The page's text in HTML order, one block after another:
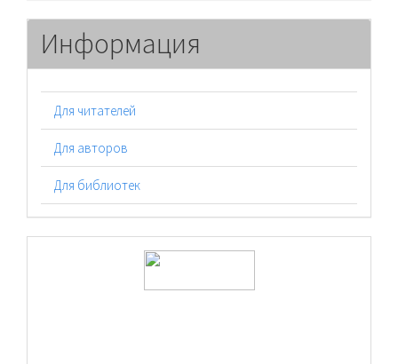
Информация
Для читателей
Для авторов
Для библиотек